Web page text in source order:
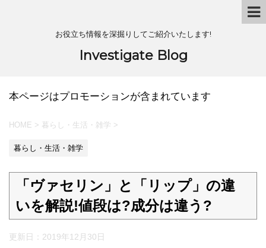
お役立ち情報を深掘りしてご紹介いたします!
Investigate Blog
本ページはプロモーションが含まれています
HOME > 暮らし・生活・雑学 >
暮らし・生活・雑学
「ヴァセリン」と「リップ」の違
いを解説!値段は?成分は違う?
更新日： 2019年12月30日